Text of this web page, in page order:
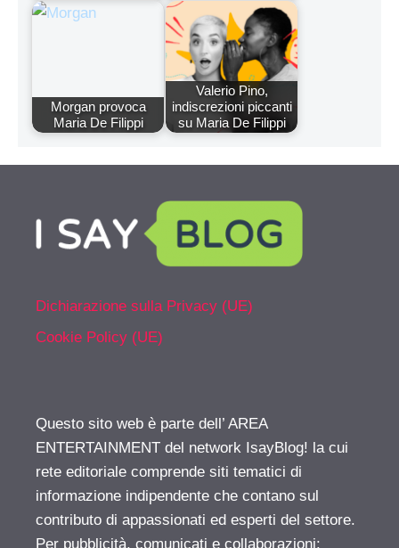
Morgan provoca
Maria De Filippi
Valerio Pino,
indiscrezioni piccanti
su Maria De Filippi
Dichiarazione sulla Privacy (UE)
Cookie Policy (UE)
Questo sito web è parte dell’ AREA
ENTERTAINMENT del network IsayBlog! la cui
rete editoriale comprende siti tematici di
informazione indipendente che contano sul
contributo di appassionati ed esperti del settore.
Per pubblicità, comunicati e collaborazioni: